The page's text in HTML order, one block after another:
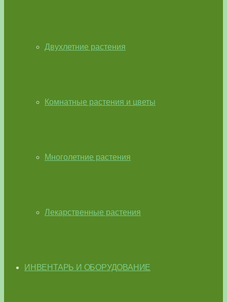
Двухлетние растения
Комнатные растения и цветы
Многолетние растения
Лекарственные растения
ИНВЕНТАРЬ И ОБОРУДОВАНИЕ